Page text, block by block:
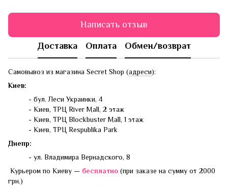
Написать отзыв
Доставка Оплата Обмен/возврат
Самовывоз из магазина Secret Shop (адреси):
Киев:
- бул. Леси Украинки, 4
- Киев, ТРЦ River Mall, 2 этаж
- Киев, ТРЦ Blockbuster Mall, 1 этаж
- Киев, ТРЦ Respublika Park
Днепр:
- ул. Владимира Вернадского, 8
Курьером по Киеву — бесплатно (при заказе на сумму от 2000
грн.)